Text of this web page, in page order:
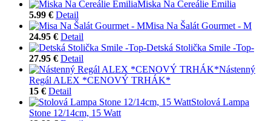
Miska Na Cereálie Emilia
5.99 € Detail
Misa Na Šalát Gourmet - M
24.95 € Detail
Detská Stolička Smile -Top-
27.95 € Detail
Nástenný
Regál ALEX *CENOVÝ TRHÁK*
15 € Detail
Stolová Lampa
Stone 12/14cm, 15 Watt